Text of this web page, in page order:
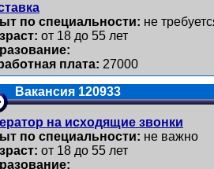
по специальности: не
от 18 до 55 лет
плата: 27000
Вакансия 120933
на исходящие звонки
по специальности: не важно
от 18 до 55 лет